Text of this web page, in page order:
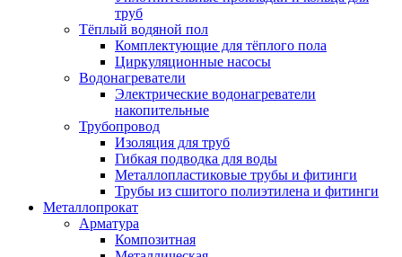
труб
Тёплый водяной пол
Комплектующие для тёплого пола
Циркуляционные насосы
Водонагреватели
Электрические водонагреватели
накопительные
Трубопровод
Изоляция для труб
Гибкая подводка для воды
Металлопластиковые трубы и фитинги
Трубы из сшитого полиэтилена и фитинги
Металлопрокат
Арматура
Композитная